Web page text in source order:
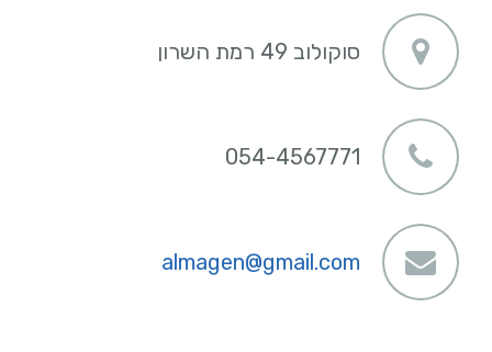
סוקולוב 49 רמת השרון
054-4567771
almagen@gmail.com